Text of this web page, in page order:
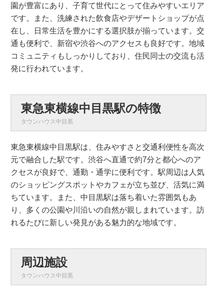
園が豊富にあり、子育て世代にとって住みやすいエリア
です。また、洗練された飲食店やデザートショップが点
在し、日常生活を豊かにする選択肢が揃っています。交
通も便利で、新宿や渋谷へのアクセスも良好です。地域
コミュニティもしっかりしており、住民同士の交流も活
発に行われています。
東急東横線中目黒駅の特徴
タウンハウス中目黒
東急東横線中目黒駅は、住みやすさと交通利便性を高次
元で融合した駅です。渋谷へ直通で約7分と都心へのア
クセスが良好で、通勤・通学に便利です。駅周辺は人気
のショッピングスポットやカフェが立ち並び、活気に満
ちています。また、中目黒駅は落ち着いた雰囲気もあ
り、多くの公園や川沿いの自然が親しまれています。訪
れるたびに新しい発見がある魅力的な地域です。
周辺施設
タウンハウス中目黒